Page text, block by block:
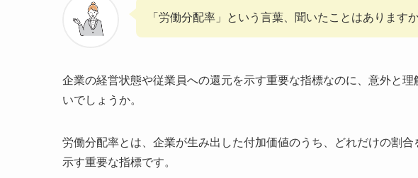
「労働分配率」という言葉、聞いたことはあります
企業の経営状態や従業員への還元を示す重要な指標なのに、意外と
いでしょうか。
労働分配率とは、企業が生み出した付加価値のうち、どれだけの割
示す重要な指標です。